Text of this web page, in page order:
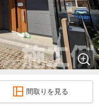
間取りを見る